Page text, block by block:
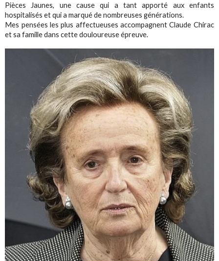
Pièces Jaunes, une cause qui a tant apporté aux enfants
hospitalisés et qui a marqué de nombreuses générations.
Mes pensées les plus affectueuses accompagnent Claude Chirac
et sa famille dans cette douloureuse épreuve.